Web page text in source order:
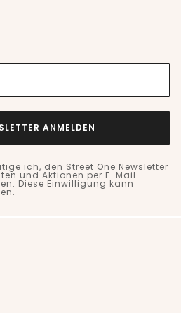
ANMELDEN
ich, den Street One Newsletter
und Aktionen per E-Mail
Diese Einwilligung kann